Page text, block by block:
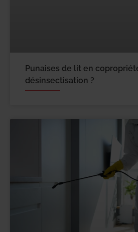
Punaises de lit en
désinsectisation ?